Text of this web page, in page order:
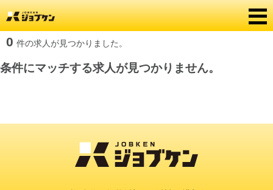
0 件の求人が見つかりました。
条件にマッチする求人が見つかりません。